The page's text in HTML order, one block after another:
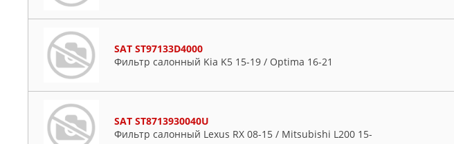
SAT ST97133D4000
Фильтр салонный Kia K5 15-19 / Optima 16-21
SAT ST8713930040U
Фильтр салонный Lexus RX 08-15 / Mitsubishi L200 15-